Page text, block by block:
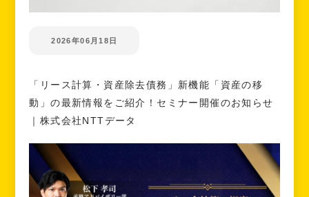
2026年06月18日
「リース計算・資産除去債務」新機能「資産の移
動」の最新情報をご紹介！セミナー開催のお知らせ
｜株式会社NTTデータ